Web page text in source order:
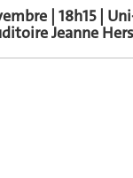
| 18h15 |
Jeanne